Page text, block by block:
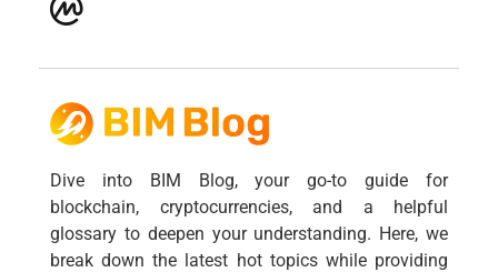
Dive into BIM Blog, your go-to guide for
blockchain, cryptocurrencies, and a helpful
glossary to deepen your understanding. Here, we
break down the latest hot topics while providing